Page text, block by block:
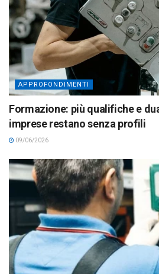
APPROFONDIMENTI
Formazione: più qualifiche e
imprese restano senza profili
09/06/2026